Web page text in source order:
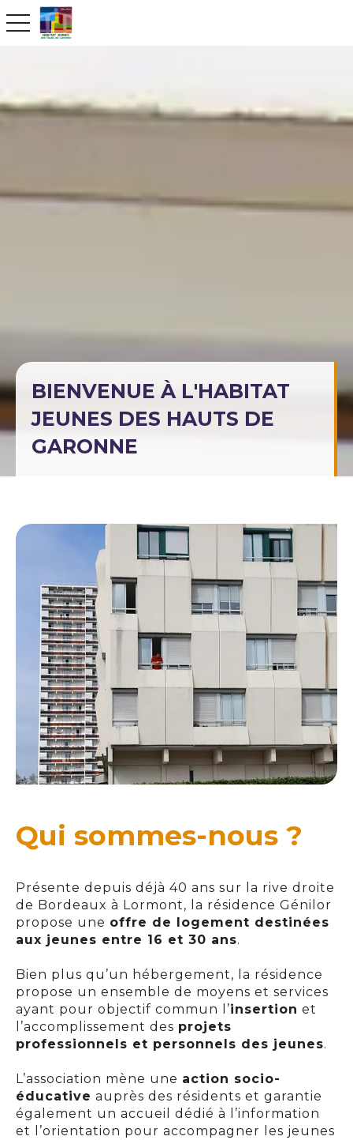
toggle navigation
BIENVENUE À L'HABITAT
JEUNES DES HAUTS DE
GARONNE
Qui sommes-nous ?
Présente depuis déjà 40 ans sur la rive droite
de Bordeaux à Lormont, la résidence Génilor
propose une offre de logement destinées
aux jeunes entre 16 et 30 ans.
Bien plus qu’un hébergement, la résidence
propose un ensemble de moyens et services
ayant pour objectif commun l’insertion et
l’accomplissement des projets
professionnels et personnels des jeunes.
L’association mène une action socio-
éducative auprès des résidents et garantie
également un accueil dédié à l’information
et l’orientation pour accompagner les jeunes